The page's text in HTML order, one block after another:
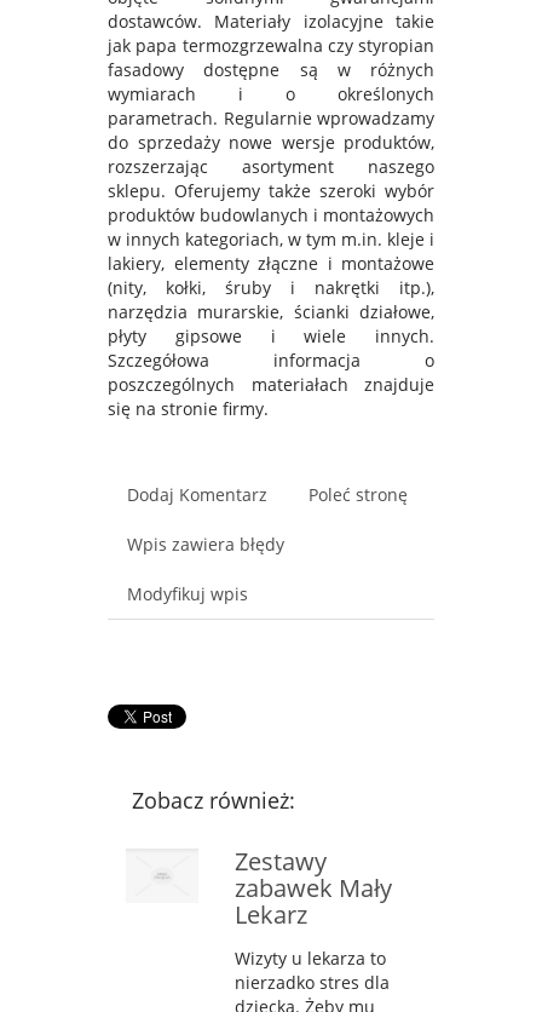
dostawców. Materiały izolacyjne takie
jak papa termozgrzewalna czy styropian
fasadowy dostępne są w różnych
wymiarach i o określonych
parametrach. Regularnie wprowadzamy
do sprzedaży nowe wersje produktów,
rozszerzając asortyment naszego
sklepu. Oferujemy także szeroki wybór
produktów budowlanych i montażowych
w innych kategoriach, w tym m.in. kleje i
lakiery, elementy złączne i montażowe
(nity, kołki, śruby i nakrętki itp.),
narzędzia murarskie, ścianki działowe,
płyty gipsowe i wiele innych.
Szczegółowa informacja o
poszczególnych materiałach znajduje
się na stronie firmy.
Dodaj Komentarz Poleć stronę
Wpis zawiera błędy
Modyfikuj wpis
Zobacz również:
Zestawy
zabawek Mały
Lekarz
Wizyty u lekarza to
nierzadko stres dla
dziecka. Żeby mu